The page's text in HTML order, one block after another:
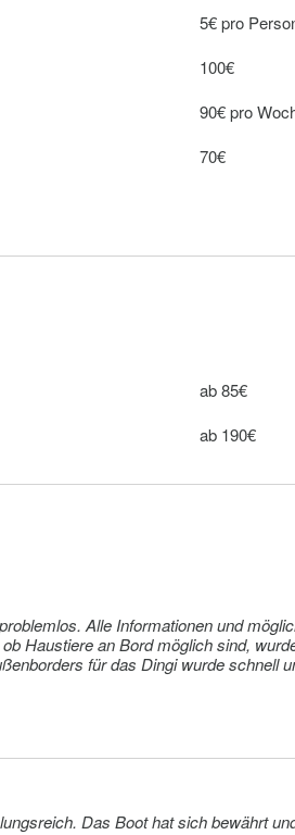
5€ pro
100€
90€ pro
70€
80€ pro
120€
120€
ab 85€
ab 190€
und mögliche
Haustiere an Bord möglich sind,
für das Dingi wurde schnell
Das Boot hat sich bewährt